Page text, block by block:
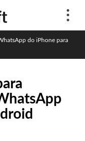
do iPhone para